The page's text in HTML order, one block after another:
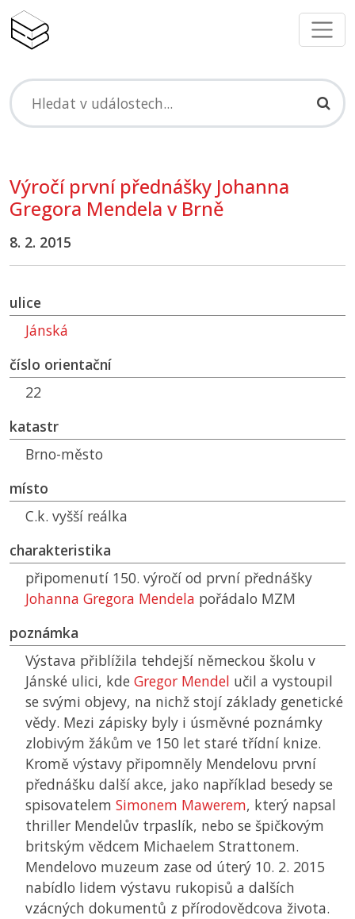
Výročí první přednášky Johanna
Gregora Mendela v Brně
8. 2. 2015
ulice
Jánská
číslo orientační
22
katastr
Brno-město
místo
C.k. vyšší reálka
charakteristika
připomenutí 150. výročí od první přednášky
Johanna Gregora Mendela pořádalo MZM
poznámka
Výstava přiblížila tehdejší německou školu v
Jánské ulici, kde Gregor Mendel učil a vystoupil
se svými objevy, na nichž stojí základy genetické
vědy. Mezi zápisky byly i úsměvné poznámky
zlobivým žákům ve 150 let staré třídní knize.
Kromě výstavy připomněly Mendelovu první
přednášku další akce, jako například besedy se
spisovatelem Simonem Mawerem, který napsal
thriller Mendelův trpaslík, nebo se špičkovým
britským vědcem Michaelem Strattonem.
Mendelovo muzeum zase od úterý 10. 2. 2015
nabídlo lidem výstavu rukopisů a dalších
vzácných dokumentů z přírodovědcova života.